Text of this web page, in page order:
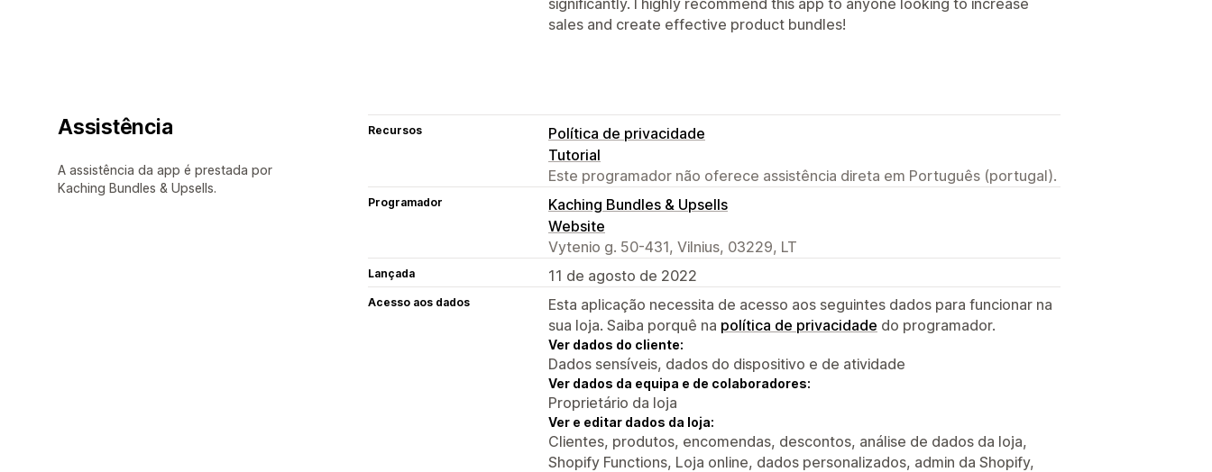
sales and create effective product bundles!
Assistência
A assistência da app é prestada por
Kaching Bundles & Upsells.
Recursos
Política de privacidade
Tutorial
Este programador não oferece assistência direta em Português (portugal).
Programador
Kaching Bundles & Upsells
Website
Vytenio g. 50-431, Vilnius, 03229, LT
Lançada 11 de agosto de 2022
Acesso aos dados
Esta aplicação necessita de acesso aos seguintes dados para funcionar na
sua loja. Saiba porquê na política de privacidade do programador.
Ver dados do cliente:
Dados sensíveis, dados do dispositivo e de atividade
Ver dados da equipa e de colaboradores:
Proprietário da loja
Ver e editar dados da loja:
Clientes, produtos, encomendas, descontos, análise de dados da loja,
Shopify Functions, Loja online, dados personalizados, admin da Shopify,